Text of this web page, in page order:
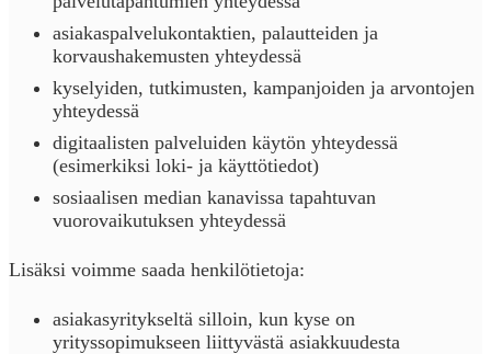
asiakaspalvelukontaktien, palautteiden ja
korvaushakemusten yhteydessä
kyselyiden, tutkimusten, kampanjoiden ja arvontojen
yhteydessä
digitaalisten palveluiden käytön yhteydessä
(esimerkiksi loki- ja käyttötiedot)
sosiaalisen median kanavissa tapahtuvan
vuorovaikutuksen yhteydessä
Lisäksi voimme saada henkilötietoja:
asiakasyritykseltä silloin, kun kyse on
yrityssopimukseen liittyvästä asiakkuudesta